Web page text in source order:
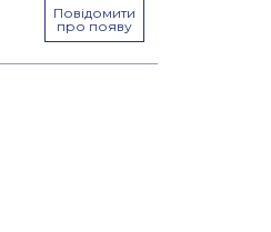
Повідомити
про появу